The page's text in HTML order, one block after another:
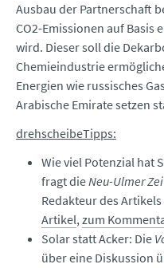
Ausbau der Partnerschaft
CO2-Emissionen auf Basis
wird. Dieser soll die
Chemieindustrie
Energien wie russisches
Arabische Emirate setzen
drehscheibeTipps:
Wie viel Potenzial hat
fragt dieNeu-Ulmer
Redakteur des
Artikel,zum
Solar statt Acker: Die
über eine Diskussion